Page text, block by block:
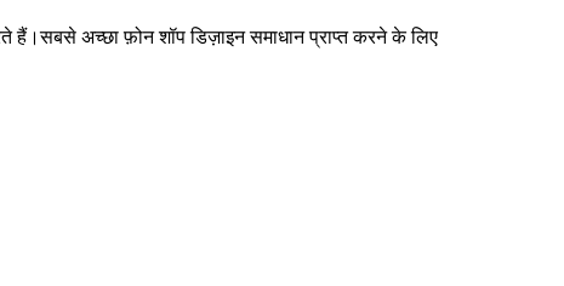
हैं।सबसे अच्छा फ़ोन शॉप डिज़ाइन समाधान प्राप्त करने के लिए